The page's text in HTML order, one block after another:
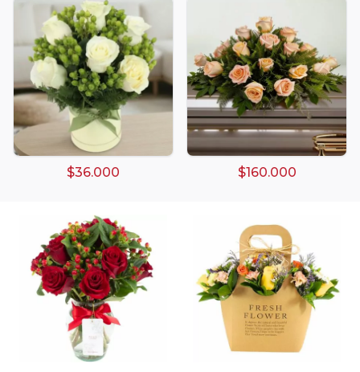
$36.000 $160.000
Arreglos damasco
Arreglos de Globos
Arreglos Florales
Arreglos florales amarillos
Arreglos florales de color rojo
Arreglos Florales en Florero
Arreglos florales en tono blanco
Arreglos florales en tono lila
Arreglos florales en tono naranja